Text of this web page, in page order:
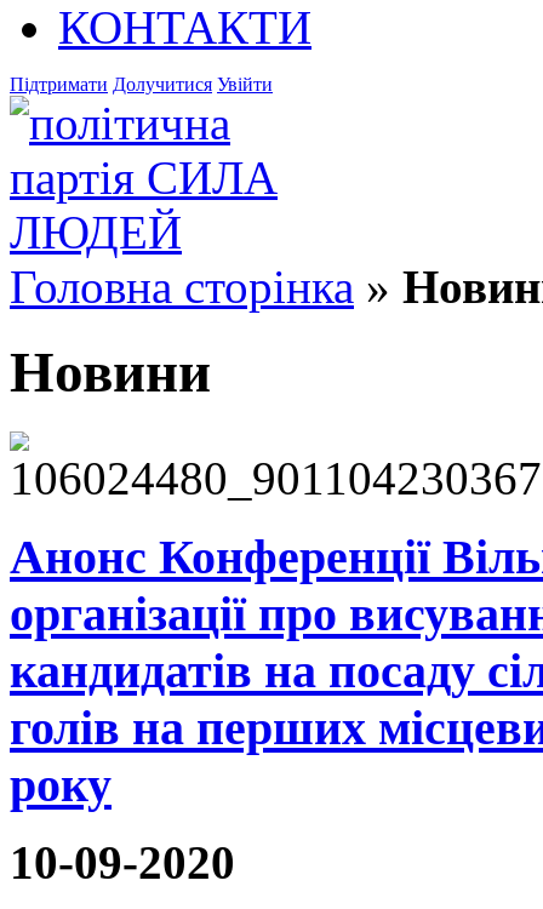
КОНТАКТИ
Підтримати Долучитися Увійти
Головна сторінка »
Новини
Анонс Конференції
організації про
кандидатів на посаду
голів на перших
року
10-09-2020